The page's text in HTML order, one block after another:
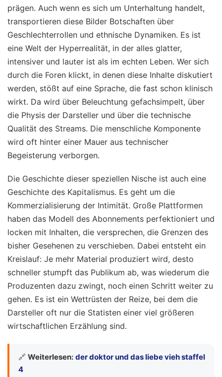
prägen. Auch wenn es sich um Unterhaltung handelt,
transportieren diese Bilder Botschaften über
Geschlechterrollen und ethnische Dynamiken. Es ist
eine Welt der Hyperrealität, in der alles glatter,
intensiver und lauter ist als im echten Leben. Wer sich
durch die Foren klickt, in denen diese Inhalte diskutiert
werden, stößt auf eine Sprache, die fast schon klinisch
wirkt. Da wird über Beleuchtung gefachsimpelt, über
die Physis der Darsteller und über die technische
Qualität des Streams. Die menschliche Komponente
wird oft hinter einer Mauer aus technischer
Begeisterung verborgen.
Die Geschichte dieser speziellen Nische ist auch eine
Geschichte des Kapitalismus. Es geht um die
Kommerzialisierung der Intimität. Große Plattformen
haben das Modell des Abonnements perfektioniert und
locken mit Inhalten, die versprechen, die Grenzen des
bisher Gesehenen zu verschieben. Dabei entsteht ein
Kreislauf: Je mehr Material produziert wird, desto
schneller stumpft das Publikum ab, was wiederum die
Produzenten dazu zwingt, noch einen Schritt weiter zu
gehen. Es ist ein Wettrüsten der Reize, bei dem die
Darsteller oft nur die Statisten einer viel größeren
wirtschaftlichen Erzählung sind.
🔗 Weiterlesen: der doktor und das liebe vieh staffel
4